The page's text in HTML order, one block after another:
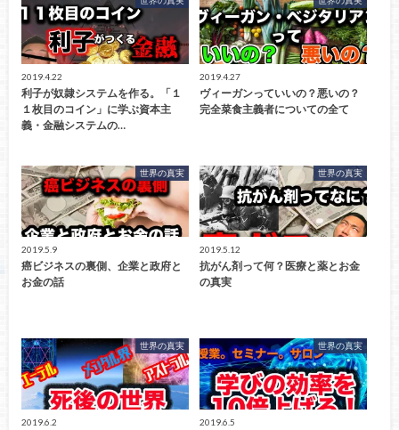
2019.4.22
利子が奴隷システムを作る。「１
１枚目のコイン」に学ぶ資本主
義・金融システムの…
2019.4.27
ヴィーガンっていいの？悪いの？
完全菜食主義者についての全て
世界の真実
2019.5.9
癌ビジネスの裏側、企業と政府と
お金の話
世界の真実
2019.5.12
抗がん剤って何？医療と薬とお金
の真実
世界の真実
2019.6.2
世界の真実
2019.6.5